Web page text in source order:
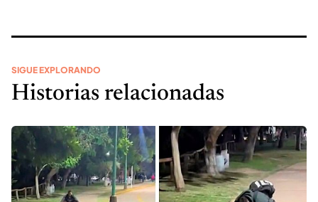
SIGUE EXPLORANDO
Historias relacionadas